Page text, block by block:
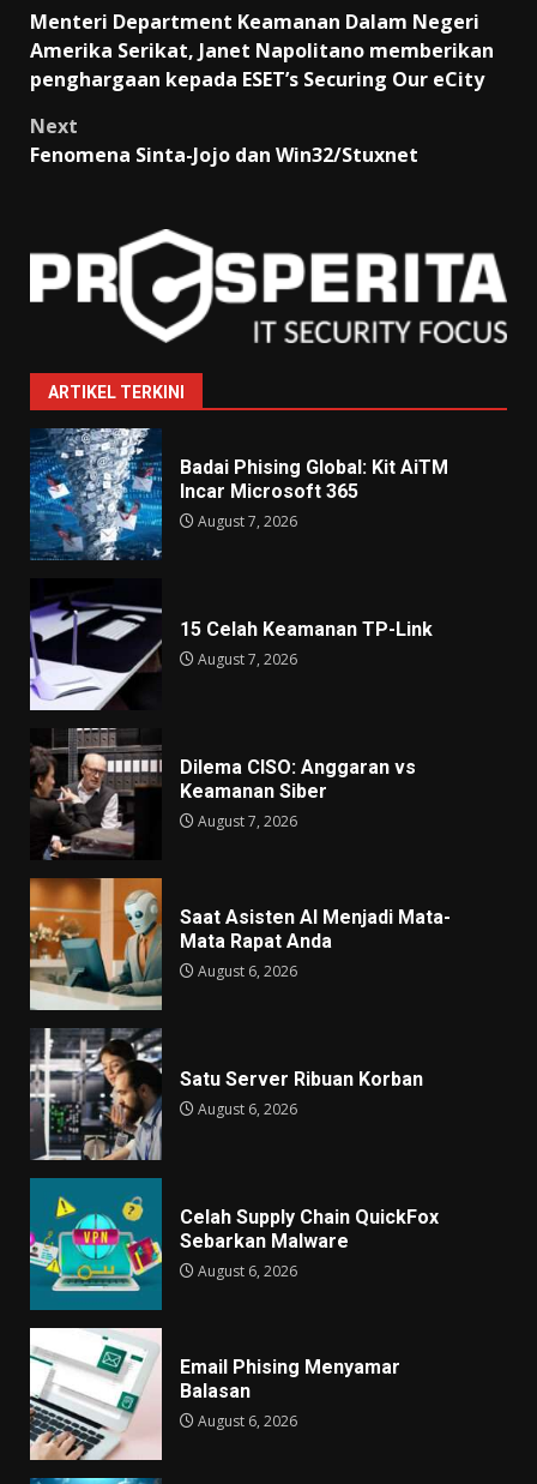
navigation
Menteri Department Keamanan Dalam Negeri
Amerika Serikat, Janet Napolitano memberikan
penghargaan kepada ESET’s Securing Our eCity
Next
Fenomena Sinta-Jojo dan Win32/Stuxnet
ARTIKEL TERKINI
Badai Phising Global: Kit AiTM
Incar Microsoft 365
August 7, 2026
15 Celah Keamanan TP-Link
August 7, 2026
Dilema CISO: Anggaran vs
Keamanan Siber
August 7, 2026
Saat Asisten AI Menjadi Mata-
Mata Rapat Anda
August 6, 2026
Satu Server Ribuan Korban
August 6, 2026
Celah Supply Chain QuickFox
Sebarkan Malware
August 6, 2026
Email Phising Menyamar
Balasan
August 6, 2026